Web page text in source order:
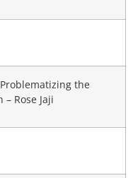
the
– Rose Jaji